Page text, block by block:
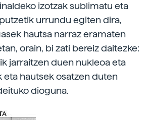
izotzak sublimatu eta
urrundu egiten dira,
hautsa narraz eramaten
orain, bi zati bereiz daitezke:
jarraitzen duen nukleoa eta
eta hautsek osatzen duten
dioguna.